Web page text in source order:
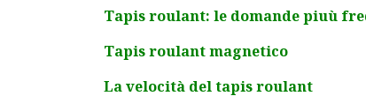
Tapis roulant: le domande piuù
Tapis roulant magnetico
La velocità del tapis roulant